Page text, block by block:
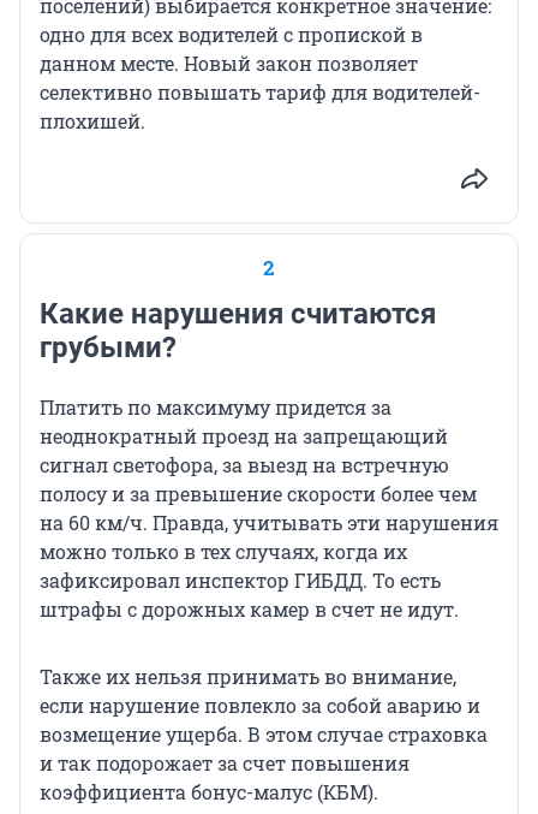
поселений) выбирается конкретное значение:
одно для всех водителей с пропиской в
данном месте. Новый закон позволяет
селективно повышать тариф для водителей-
плохишей.
2
Какие нарушения считаются
грубыми?
Платить по максимуму придется за
неоднократный проезд на запрещающий
сигнал светофора, за выезд на встречную
полосу и за превышение скорости более чем
на 60 км/ч. Правда, учитывать эти нарушения
можно только в тех случаях, когда их
зафиксировал инспектор ГИБДД. То есть
штрафы с дорожных камер в счет не идут.
Также их нельзя принимать во внимание,
если нарушение повлекло за собой аварию и
возмещение ущерба. В этом случае страховка
и так подорожает за счет повышения
коэффициента бонус-малус (КБМ).